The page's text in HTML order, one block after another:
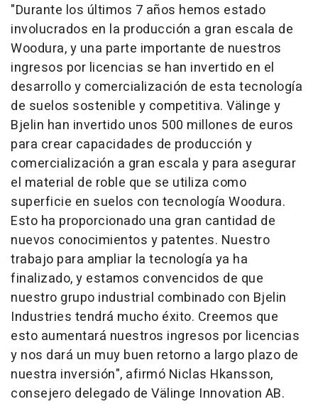
"Durante los últimos 7 años hemos estado
involucrados en la producción a gran escala de
Woodura, y una parte importante de nuestros
ingresos por licencias se han invertido en el
desarrollo y comercialización de esta tecnología
de suelos sostenible y competitiva. Välinge y
Bjelin han invertido unos 500 millones de euros
para crear capacidades de producción y
comercialización a gran escala y para asegurar
el material de roble que se utiliza como
superficie en suelos con tecnología Woodura.
Esto ha proporcionado una gran cantidad de
nuevos conocimientos y patentes. Nuestro
trabajo para ampliar la tecnología ya ha
finalizado, y estamos convencidos de que
nuestro grupo industrial combinado con Bjelin
Industries tendrá mucho éxito. Creemos que
esto aumentará nuestros ingresos por licencias
y nos dará un muy buen retorno a largo plazo de
nuestra inversión", afirmó Niclas Hkansson,
consejero delegado de Välinge Innovation AB.